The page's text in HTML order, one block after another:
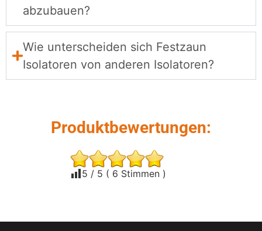
abzubauen?
Wie unterscheiden sich Festzaun
Isolatoren von anderen Isolatoren?
Produktbewertungen:
5 / 5 ( 6 Stimmen )